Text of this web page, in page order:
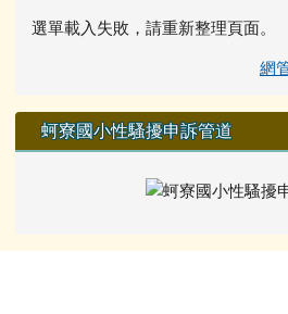
選單載入失敗，請重新整理頁面。
網
蚵寮國小性騷擾申訴管道